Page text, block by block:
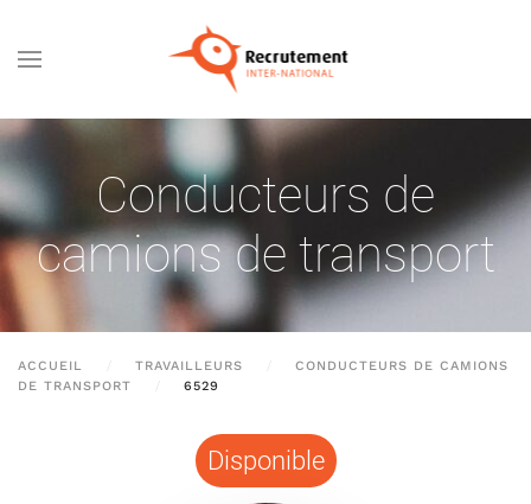
Passer au contenu principal
Conducteurs de
camions de transport
ACCUEIL TRAVAILLEURS
CONDUCTEURS DE CAMIONS
DE TRANSPORT
6529
Disponible